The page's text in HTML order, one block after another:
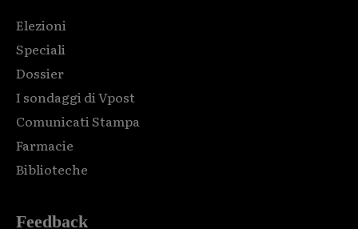
Elezioni
Speciali
Dossier
I sondaggi di Vpost
Comunicati Stampa
Farmacie
Biblioteche
Feedback